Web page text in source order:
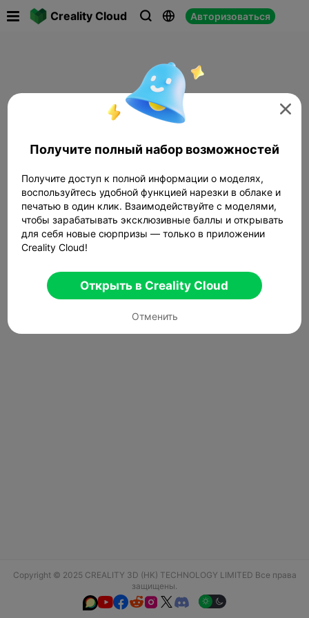
Creality Cloud   Авторизоваться
Copyright © 2025 CREALITY 3D (HK) TECHNOLOGY LIMITED Все права
защищены.
  

Получите полный набор возможностей
Получите доступ к полной информации о моделях,
воспользуйтесь удобной функцией нарезки в облаке и
печатью в один клик. Взаимодействуйте с моделями,
чтобы зарабатывать эксклюзивные баллы и открывать
для себя новые сюрпризы — только в приложении
Creality Cloud!
Открыть в Creality Cloud
Отменить